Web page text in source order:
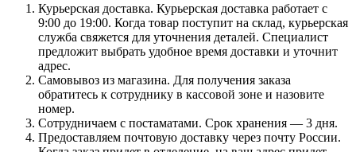
Курьерская доставка. Курьерская доставка работает с
9:00 до 19:00. Когда товар поступит на склад, курьерская
служба свяжется для уточнения деталей. Специалист
предложит выбрать удобное время доставки и уточнит
адрес.
Самовывоз из магазина. Для получения заказа
обратитесь к сотруднику в кассовой зоне и назовите
номер.
Сотрудничаем с постаматами. Срок хранения — 3 дня.
Предоставляем почтовую доставку через почту России.